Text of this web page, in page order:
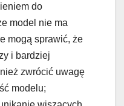
do
model nie ma
mogą sprawić, że
i bardziej
zwrócić uwagę
modelu;